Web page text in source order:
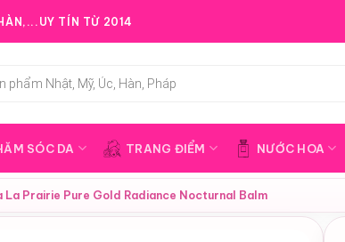
TÍN TỪ 2014
SÓC DA TRANG ĐIỂM NƯỚC HOA
La Prairie Pure Gold Radiance Nocturnal Balm